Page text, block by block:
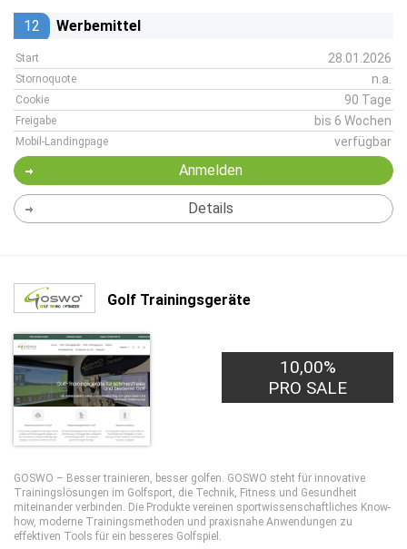
12 Werbemittel
Start 28.01.2026
Stornoquote n.a.
Cookie 90 Tage
Freigabe bis 6 Wochen
Mobil-Landingpage verfügbar
Anmelden
Details
Golf Trainingsgeräte
10,00%
PRO SALE
GOSWO – Besser trainieren, besser golfen. GOSWO steht für innovative
Trainingslösungen im Golfsport, die Technik, Fitness und Gesundheit
miteinander verbinden. Die Produkte vereinen sportwissenschaftliches Know-
how, moderne Trainingsmethoden und praxisnahe Anwendungen zu
effektiven Tools für ein besseres Golfspiel.